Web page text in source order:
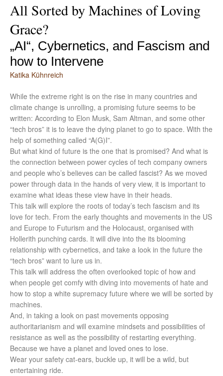
All Sorted by Machines of Loving
Grace?
„AI“, Cybernetics, and Fascism and
how to Intervene
Katika Kühnreich
While the extreme right is on the rise in many countries and
climate change is unrolling, a promising future seems to be
written: According to Elon Musk, Sam Altman, and some other
“tech bros” it is to leave the dying planet to go to space. With the
help of something called “A(G)I”.
But what kind of future is the one that is promised? And what is
the connection between power cycles of tech company owners
and people who’s believes can be called fascist? As we moved
power through data in the hands of very view, it is important to
examine what ideas these view have in their heads.
This talk will explore the roots of today’s tech fascism and its
love for tech. From the early thoughts and movements in the US
and Europe to Futurism and the Holocaust, organised with
Hollerith punching cards. It will dive into the its blooming
relationship with cybernetics, and take a look in the future the
“tech bros” want to lure us in.
This talk will address the often overlooked topic of how and
when people get comfy with diving into movements of hate and
how to stop a white supremacy future where we will be sorted by
machines.
And, in taking a look on past movements opposing
authoritarianism and will examine mindsets and possibilities of
resistance as well as the possibility of restarting everything.
Because we have a planet and loved ones to lose.
Wear your safety cat-ears, buckle up, it will be a wild, but
entertaining ride.